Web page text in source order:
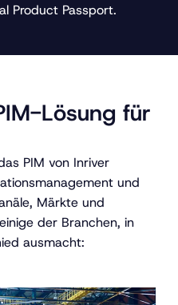
Product Passport.
Lösung für
PIM von Inriver
und
Märkte und
der Branchen, in
ausmacht: